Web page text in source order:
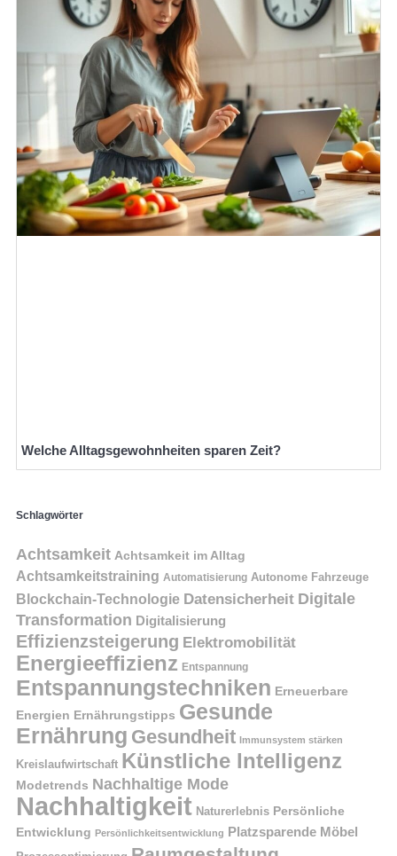
Welche Alltagsgewohnheiten sparen Zeit?
Schlagwörter
Achtsamkeit Achtsamkeit im Alltag
Achtsamkeitstraining Automatisierung Autonome Fahrzeuge
Blockchain-Technologie Datensicherheit Digitale
Transformation Digitalisierung
Effizienzsteigerung Elektromobilität
Energieeffizienz Entspannung
Entspannungstechniken Erneuerbare
Energien Ernährungstipps Gesunde
Ernährung Gesundheit Immunsystem stärken
Kreislaufwirtschaft Künstliche Intelligenz
Modetrends Nachhaltige Mode
Nachhaltigkeit Naturerlebnis Persönliche
Entwicklung Persönlichkeitsentwicklung Platzsparende Möbel